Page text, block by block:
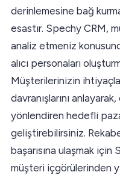
derinlemesine bağ
esastır. Spechy CRM,
analiz etmeniz
alıcı personaları
Müşterilerinizin
davranışlarını
yönlendiren hedefli
geliştirebilirsiniz.
başarısına ulaşmak için
müşteri içgörülerinden